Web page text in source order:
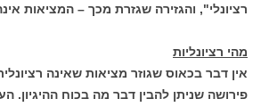
רציונלי", והגזירה שגזרת מכך – המציאות
מהי רציונליות
אין דבר בכאוס שגוזר מציאות שאינה
פירושה שניתן להבין דבר מה בכוח ההיגיון.